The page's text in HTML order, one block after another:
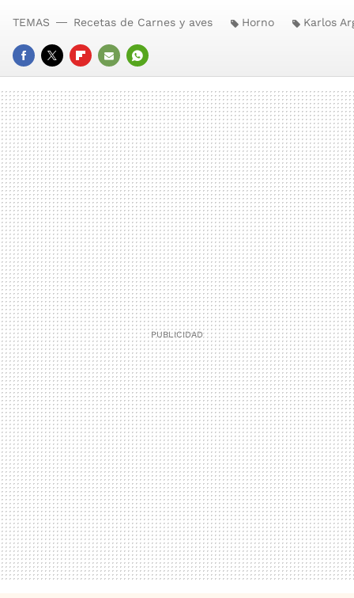
FACEBOOK
TWITTERFLIPBOARD
E-
MAIL
WHATSAPP
TEMAS Recetas de Carnes y aves Horno Karlos